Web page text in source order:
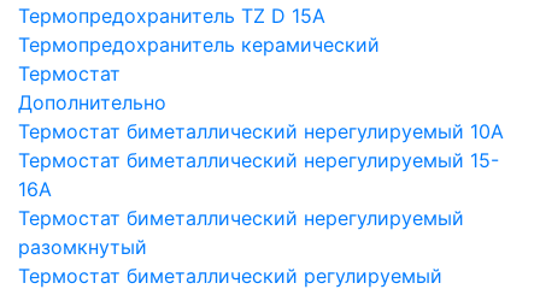
Термопредохранитель TZ D 15A
Термопредохранитель керамический
Термостат
Дополнительно
Термостат биметаллический нерегулируемый 10A
Термостат биметаллический нерегулируемый 15-
16A
Термостат биметаллический нерегулируемый
разомкнутый
Термостат биметаллический регулируемый